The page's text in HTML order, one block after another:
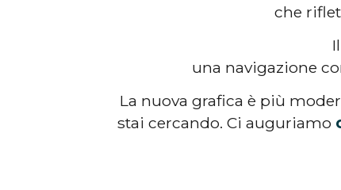
che
una navigazione
La nuova grafica è più
stai cercando. Ci auguriamo